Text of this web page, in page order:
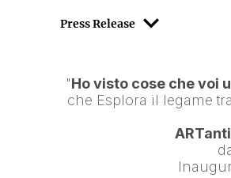
Press Release
"Ho visto cose che voi